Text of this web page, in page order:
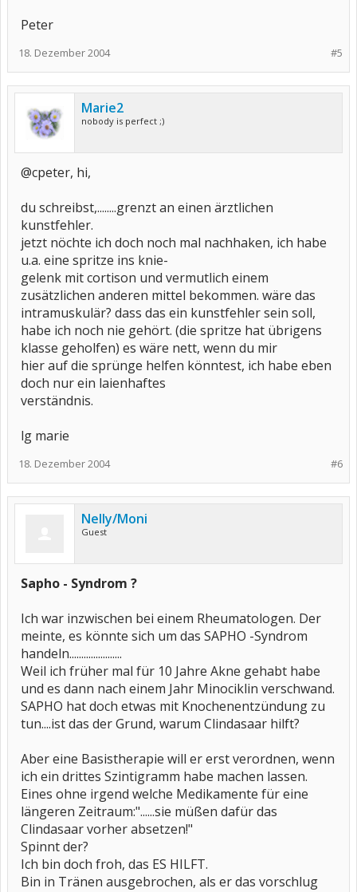
Peter
#5
18. Dezember 2004
Marie2
nobody is perfect ;)
@cpeter, hi,
du schreibst,........grenzt an einen ärztlichen
kunstfehler.
jetzt nöchte ich doch noch mal nachhaken, ich habe
u.a. eine spritze ins knie-
gelenk mit cortison und vermutlich einem
zusätzlichen anderen mittel bekommen. wäre das
intramuskulär? dass das ein kunstfehler sein soll,
habe ich noch nie gehört. (die spritze hat übrigens
klasse geholfen) es wäre nett, wenn du mir
hier auf die sprünge helfen könntest, ich habe eben
doch nur ein laienhaftes
verständnis.
lg marie
#6
18. Dezember 2004
Nelly/Moni
Guest
Sapho - Syndrom ?
Ich war inzwischen bei einem Rheumatologen. Der
meinte, es könnte sich um das SAPHO -Syndrom
handeln......................
Weil ich früher mal für 10 Jahre Akne gehabt habe
und es dann nach einem Jahr Minociklin verschwand.
SAPHO hat doch etwas mit Knochenentzündung zu
tun....ist das der Grund, warum Clindasaar hilft?
Aber eine Basistherapie will er erst verordnen, wenn
ich ein drittes Szintigramm habe machen lassen.
Eines ohne irgend welche Medikamente für eine
längeren Zeitraum:"......sie müßen dafür das
Clindasaar vorher absetzen!"
Spinnt der?
Ich bin doch froh, das ES HILFT.
Bin in Tränen ausgebrochen, als er das vorschlug